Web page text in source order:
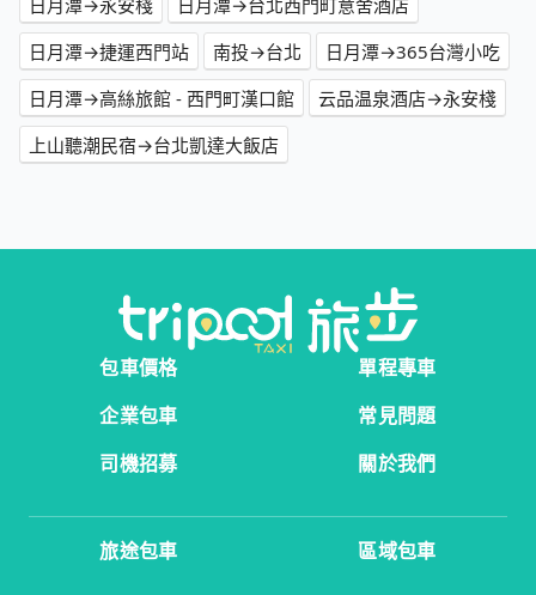
日月潭→永安棧
日月潭→台北西門町意舍酒店
日月潭→捷運西門站
南投→台北
日月潭→365台灣小吃
日月潭→高絲旅館 - 西門町漢口館
云品温泉酒店→永安棧
上山聽潮民宿→台北凱達大飯店
包車價格
單程專車
企業包車
常見問題
司機招募
關於我們
旅途包車 區域包車